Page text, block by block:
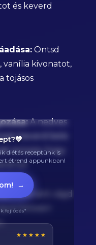
és keverd
Öntsd
vanília kivonatot,
tojásos
A nedves
keverd bele
annyira, hogy
túl.
A banánt vágd
diétás receptünk is
étrend appunkban!
→
fejlődés*
★★★★★